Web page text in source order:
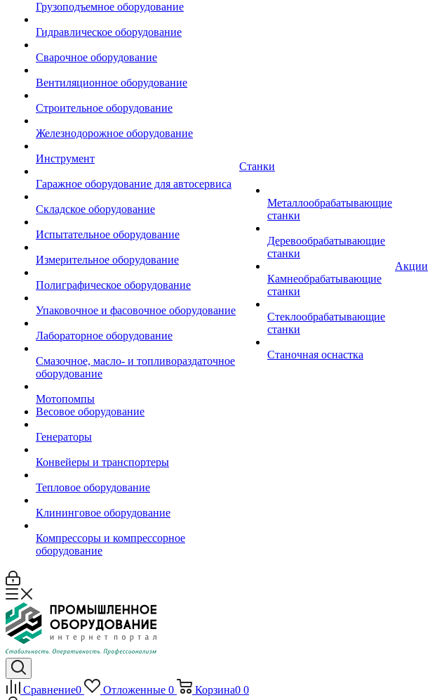
Грузоподъемное оборудование
Гидравлическое оборудование
Сварочное оборудование
Вентиляционное оборудование
Строительное оборудование
Железнодорожное оборудование
Инструмент
Гаражное оборудование для автосервиса
Складское оборудование
Испытательное оборудование
Измерительное оборудование
Полиграфическое оборудование
Упаковочное и фасовочное оборудование
Лабораторное оборудование
Смазочное, масло- и топливораздаточное
оборудование
Мотопомпы
Весовое оборудование
Генераторы
Конвейеры и транспортеры
Тепловое оборудование
Клининговое оборудование
Компрессоры и компрессорное
оборудование
Станки
Металлообрабатывающие
станки
Деревообрабатывающие
станки
Камнеобрабатывающие
станки
Стеклообрабатывающие
станки
Станочная оснастка
Акции
Сравнение0 Отложенные 0 Корзина0 0